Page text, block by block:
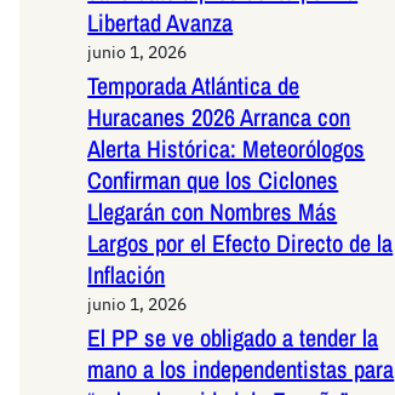
Libertad Avanza
junio 1, 2026
Temporada Atlántica de
Huracanes 2026 Arranca con
Alerta Histórica: Meteorólogos
Confirman que los Ciclones
Llegarán con Nombres Más
Largos por el Efecto Directo de la
Inflación
junio 1, 2026
El PP se ve obligado a tender la
mano a los independentistas para